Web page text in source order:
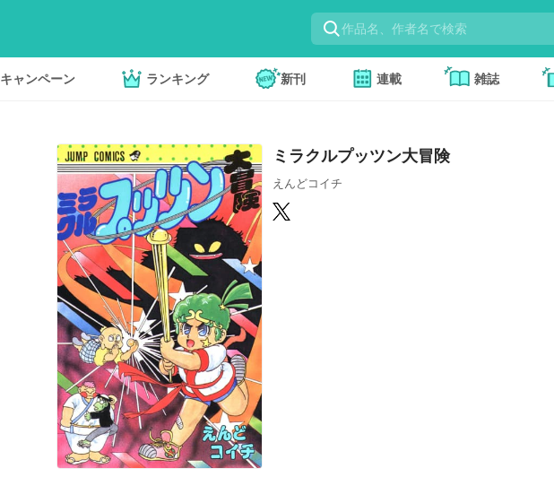
キャンペーン ランキング 新刊 連載 雑誌
ミラクルプッツン大冒険
えんどコイチ